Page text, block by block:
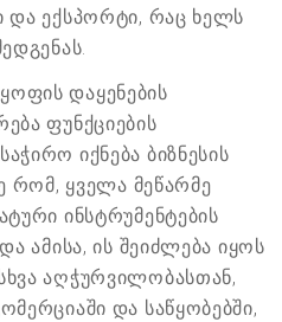
და ექსპორტი, რაც ხელს
დაყენების
ფუნქციების
იქნება ბიზნესის
რომ, ყველა მეწარმე
ინსტრუმენტების
ამისა, ის შეიძლება იყოს
აღჭურვილობასთან,
და საწყობებში,